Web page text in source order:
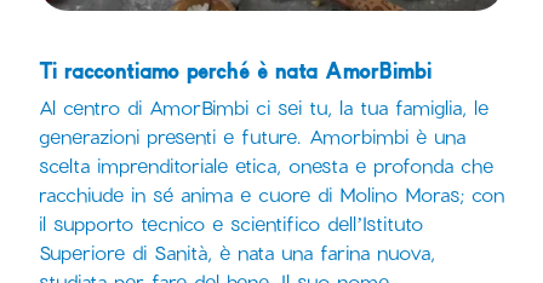
Ti raccontiamo perché è nata AmorBimbi
Al centro di AmorBimbi ci sei tu, la tua famiglia, le
generazioni presenti e future. Amorbimbi è una
scelta imprenditoriale etica, onesta e profonda che
racchiude in sé anima e cuore di Molino Moras; con
il supporto tecnico e scientifico dell’Istituto
Superiore di Sanità, è nata una farina nuova,